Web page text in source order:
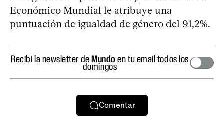
Económico Mundial le atribuye una
puntuación de igualdad de género del 91,2%.
Recibí la newsletter deMundo en tu email todos los
domingos
Comentar